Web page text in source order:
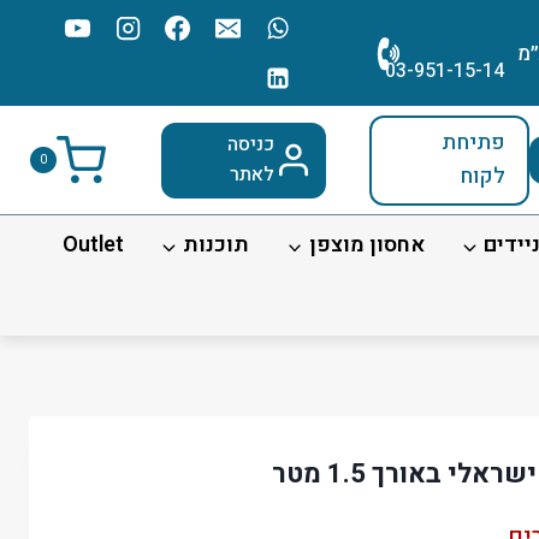
03-951-15-14
פתיחת
לקוח
כניסה
לאתר
0
אחסון מוצפן תוכנות Outlet
באורך 1.5 מטר